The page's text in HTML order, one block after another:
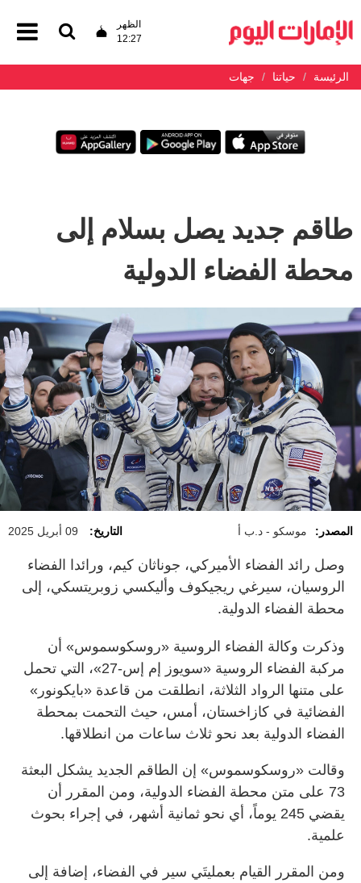
الظهر
12:27
الرئيسة حياتنا جهات
طاقم جديد يصل بسلام إلى
محطة الفضاء الدولية
المصدر: موسكو - د.ب أ التاريخ: 09 أبريل 2025
وصل رائد الفضاء الأميركي، جوناثان كيم، ورائدا الفضاء
الروسيان، سيرغي ريجيكوف وأليكسي زوبريتسكي، إلى
محطة الفضاء الدولية.
وذكرت وكالة الفضاء الروسية «روسكوسموس» أن
مركبة الفضاء الروسية «سويوز إم إس-27»، التي تحمل
على متنها الرواد الثلاثة، انطلقت من قاعدة «بايكونور»
الفضائية في كازاخستان، أمس، حيث التحمت بمحطة
الفضاء الدولية بعد نحو ثلاث ساعات من انطلاقها.
وقالت «روسكوسموس» إن الطاقم الجديد يشكل البعثة
73 على متن محطة الفضاء الدولية، ومن المقرر أن
يقضي 245 يوماً، أي نحو ثمانية أشهر، في إجراء بحوث
علمية.
ومن المقرر القيام بعمليتَي سير في الفضاء، إضافة إلى